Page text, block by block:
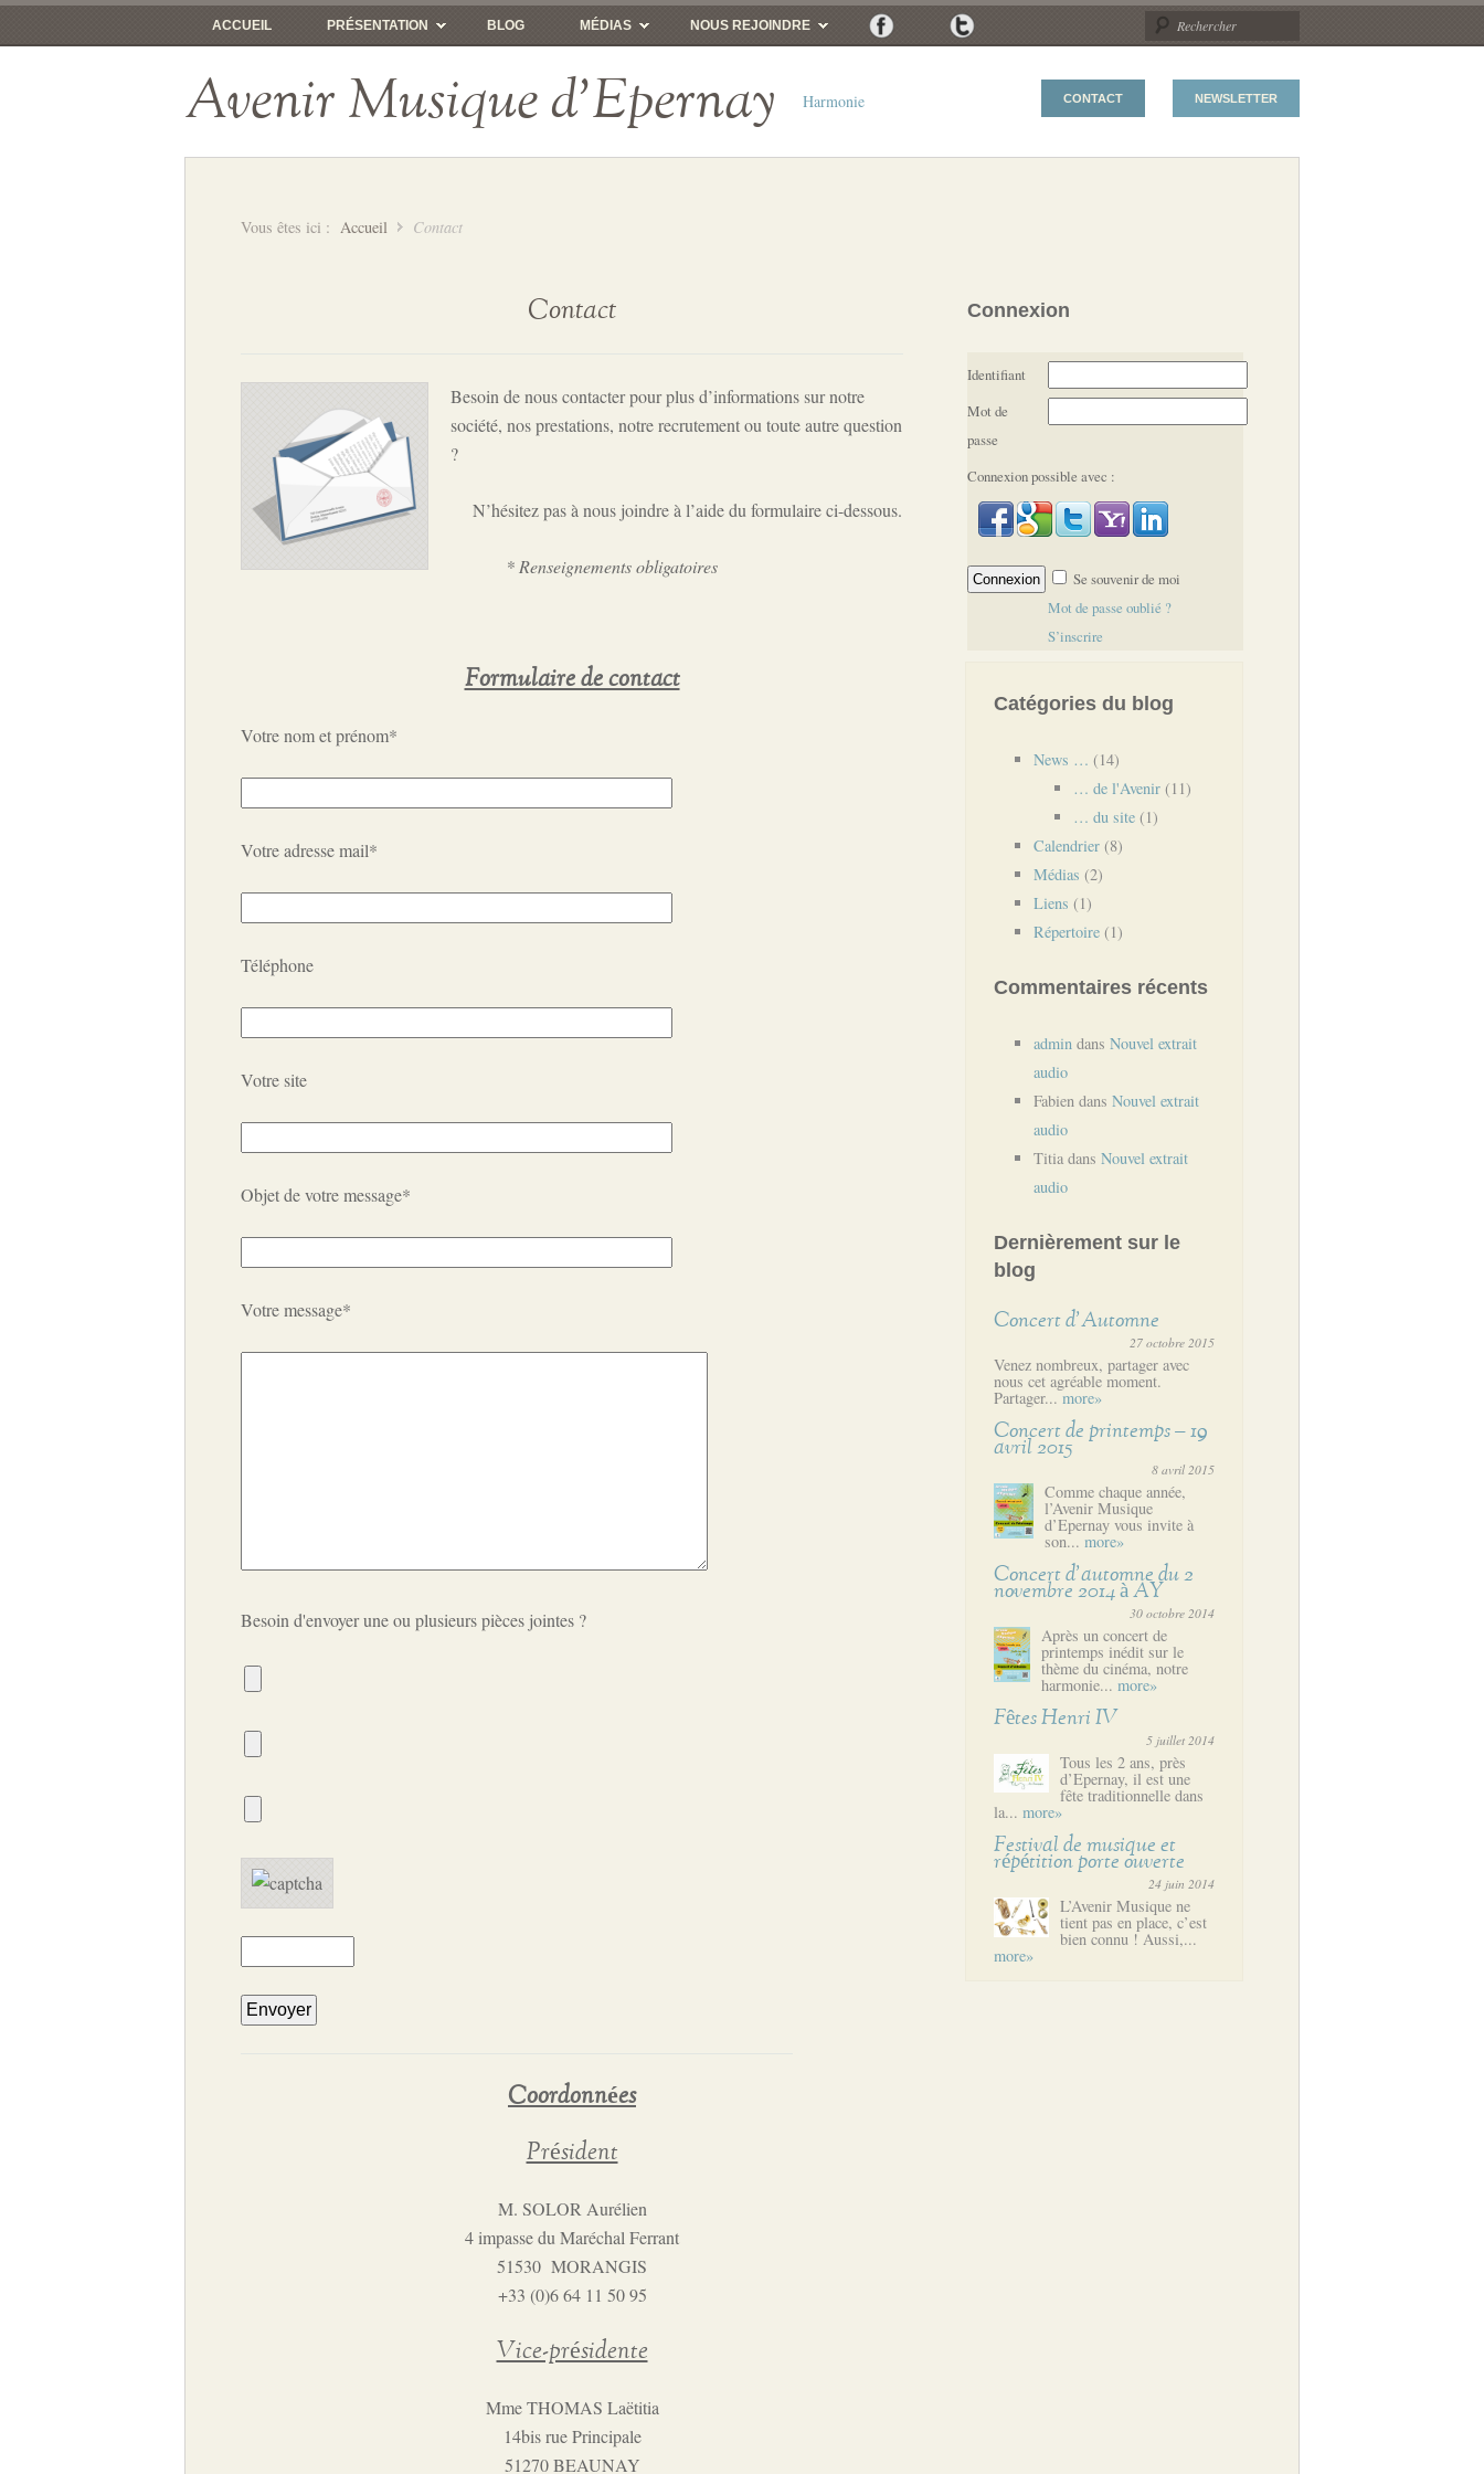
ACCUEIL PRÉSENTATION BLOG MÉDIAS NOUS REJOINDRE
Avenir Musique d'Epernay Harmonie CONTACT NEWSLETTER
Vous êtes ici : Accueil Contact
Contact
Besoin de nous contacter pour plus d’informations sur notre
société, nos prestations, notre recrutement ou toute autre question
?
N’hésitez pas à nous joindre à l’aide du formulaire ci-dessous.
* Renseignements obligatoires
Formulaire de contact
Votre nom et prénom*
Votre adresse mail*
Téléphone
Votre site
Objet de votre message*
Votre message*
Besoin d'envoyer une ou plusieurs pièces jointes ?
Coordonnées
Président
M. SOLOR Aurélien
4 impasse du Maréchal Ferrant
51530 MORANGIS
+33 (0)6 64 11 50 95
Vice-présidente
Mme THOMAS Laëtitia
14bis rue Principale
51270 BEAUNAY
Connexion
Identifiant
Mot de
passe
Connexion possible avec :
Se souvenir de moi
Mot de passe oublié ?
S’inscrire
Catégories du blog
News … (14)
… de l'Avenir (11)
… du site (1)
Calendrier (8)
Médias (2)
Liens (1)
Répertoire (1)
Commentaires récents
admin dans Nouvel extrait
audio
Fabien dans Nouvel extrait
audio
Titia dans Nouvel extrait
audio
Dernièrement sur le
blog
Concert d’Automne
27 octobre 2015
Venez nombreux, partager avec
nous cet agréable moment.
Partager...more»
Concert de printemps – 19
avril 2015
8 avril 2015
Comme chaque année,
l’Avenir Musique
d’Epernay vous invite à
son... more»
Concert d’automne du 2
novembre 2014 à AY
30 octobre 2014
Après un concert de
printemps inédit sur le
thème du cinéma, notre
harmonie... more»
Fêtes Henri IV
5 juillet 2014
Tous les 2 ans, près
d’Epernay, il est une
fête traditionnelle dans
la... more»
Festival de musique et
répétition porte ouverte
24 juin 2014
L’Avenir Musique ne
tient pas en place, c’est
bien connu ! Aussi,...
more»